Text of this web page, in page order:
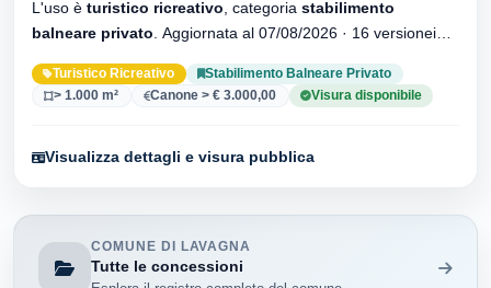
L'uso è turistico ricreativo , categoria stabilimento
balneare privato
Turistico Ricreativo
Stabilimento Balneare Privato
> 1.000 m²
Canone > € 3.000,00 Visura disponibile
Visualizza dettagli e visura pubblica
COMUNE DI LAVAGNA
Tutte le concessioni